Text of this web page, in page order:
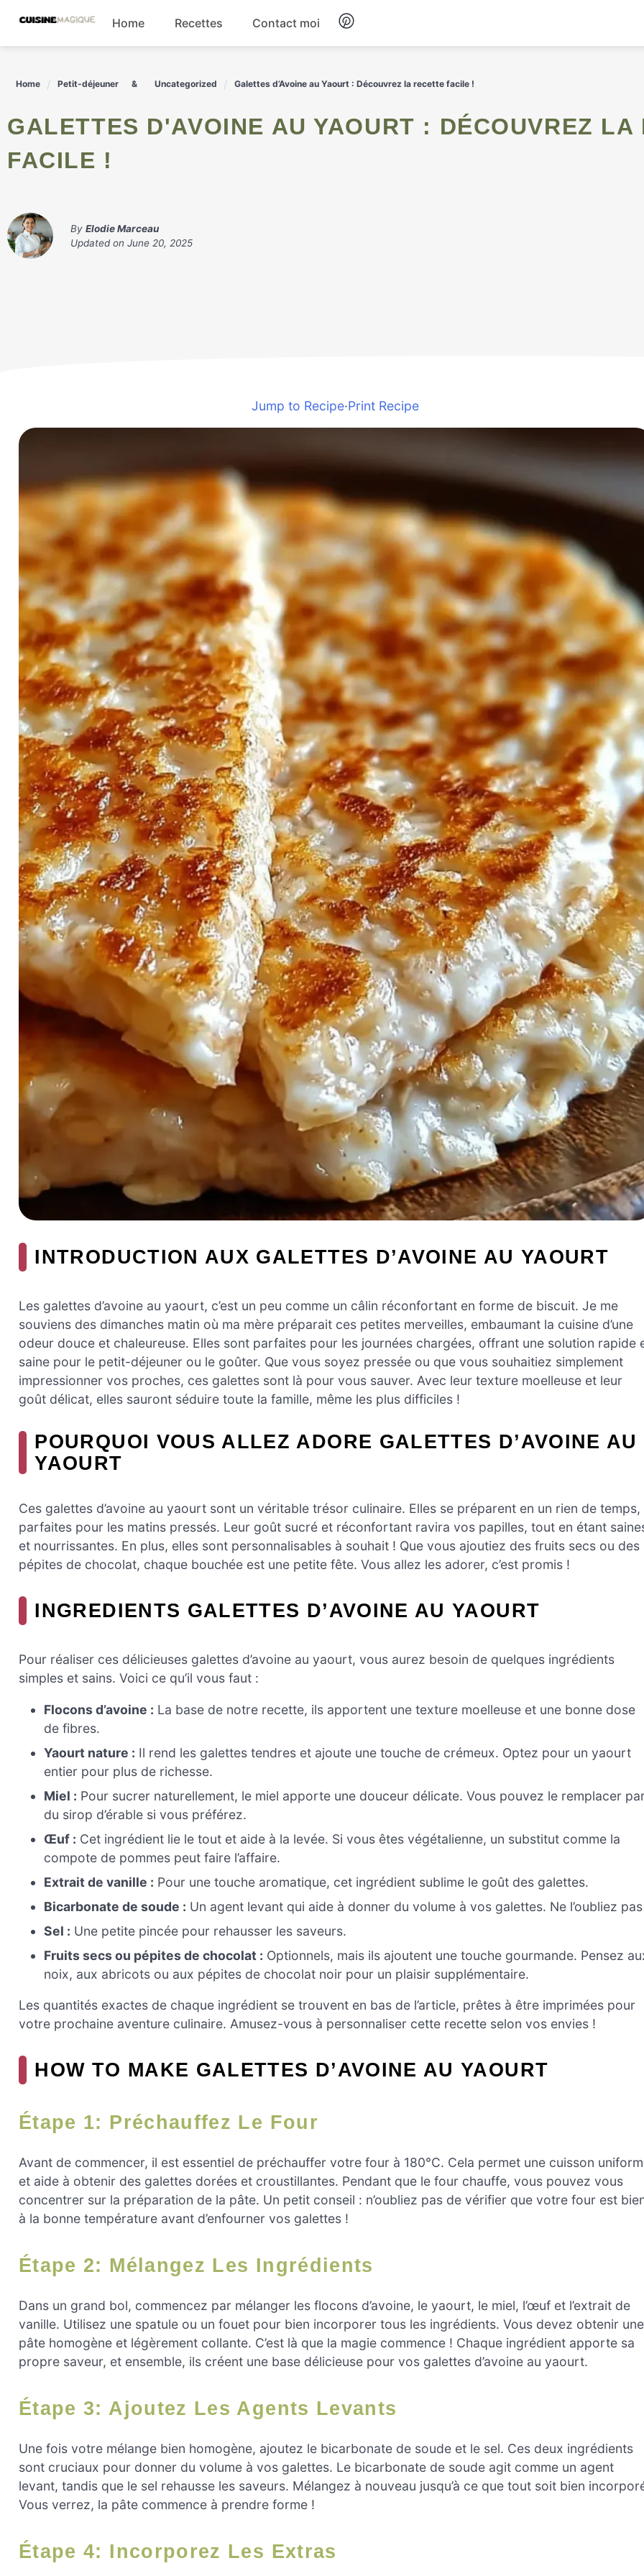
content
Home Recettes Contact moi
Home Petit-déjeuner Uncategorized Galettes d’Avoine au Yaourt : Découvrez la recette facile !
GALETTES D'AVOINE AU YAOURT : DÉCOUVREZ LA RECETTE
FACILE !
By Elodie Marceau
Updated on June 20, 2025
Jump to Recipe·Print Recipe
INTRODUCTION AUX GALETTES D’AVOINE AU YAOURT
Les galettes d’avoine au yaourt, c’est un peu comme un câlin réconfortant en forme de biscuit. Je me
souviens des dimanches matin où ma mère préparait ces petites merveilles, embaumant la cuisine d’une
odeur douce et chaleureuse. Elles sont parfaites pour les journées chargées, offrant une solution rapide
saine pour le petit-déjeuner ou le goûter. Que vous soyez pressée ou que vous souhaitiez simplement
impressionner vos proches, ces galettes sont là pour vous sauver. Avec leur texture moelleuse et leur
goût délicat, elles sauront séduire toute la famille, même les plus difficiles !
POURQUOI VOUS ALLEZ ADORE GALETTES D’AVOINE AU
YAOURT
Ces galettes d’avoine au yaourt sont un véritable trésor culinaire. Elles se préparent en un rien de temps,
parfaites pour les matins pressés. Leur goût sucré et réconfortant ravira vos papilles, tout en étant
et nourrissantes. En plus, elles sont personnalisables à souhait ! Que vous ajoutiez des fruits secs ou des
pépites de chocolat, chaque bouchée est une petite fête. Vous allez les adorer, c’est promis !
INGREDIENTS GALETTES D’AVOINE AU YAOURT
Pour réaliser ces délicieuses galettes d’avoine au yaourt, vous aurez besoin de quelques ingrédients
simples et sains. Voici ce qu’il vous faut :
Flocons d’avoine : La base de notre recette, ils apportent une texture moelleuse et une bonne dose
de fibres.
Yaourt nature : Il rend les galettes tendres et ajoute une touche de crémeux. Optez pour un yaourt
entier pour plus de richesse.
Miel : Pour sucrer naturellement, le miel apporte une douceur délicate. Vous pouvez le remplacer
du sirop d’érable si vous préférez.
Œuf : Cet ingrédient lie le tout et aide à la levée. Si vous êtes végétalienne, un substitut comme la
compote de pommes peut faire l’affaire.
Extrait de vanille : Pour une touche aromatique, cet ingrédient sublime le goût des galettes.
Bicarbonate de soude : Un agent levant qui aide à donner du volume à vos galettes. Ne l’oubliez
Sel : Une petite pincée pour rehausser les saveurs.
Fruits secs ou pépites de chocolat : Optionnels, mais ils ajoutent une touche gourmande. Pensez
noix, aux abricots ou aux pépites de chocolat noir pour un plaisir supplémentaire.
Les quantités exactes de chaque ingrédient se trouvent en bas de l’article, prêtes à être imprimées pour
votre prochaine aventure culinaire. Amusez-vous à personnaliser cette recette selon vos envies !
HOW TO MAKE GALETTES D’AVOINE AU YAOURT
Étape 1: Préchauffez Le Four
Avant de commencer, il est essentiel de préchauffer votre four à 180°C. Cela permet une cuisson
et aide à obtenir des galettes dorées et croustillantes. Pendant que le four chauffe, vous pouvez vous
concentrer sur la préparation de la pâte. Un petit conseil : n’oubliez pas de vérifier que votre four est
à la bonne température avant d’enfourner vos galettes !
Étape 2: Mélangez Les Ingrédients
Dans un grand bol, commencez par mélanger les flocons d’avoine, le yaourt, le miel, l’œuf et l’extrait de
vanille. Utilisez une spatule ou un fouet pour bien incorporer tous les ingrédients. Vous devez obtenir une
pâte homogène et légèrement collante. C’est là que la magie commence ! Chaque ingrédient apporte sa
propre saveur, et ensemble, ils créent une base délicieuse pour vos galettes d’avoine au yaourt.
Étape 3: Ajoutez Les Agents Levants
Une fois votre mélange bien homogène, ajoutez le bicarbonate de soude et le sel. Ces deux ingrédients
sont cruciaux pour donner du volume à vos galettes. Le bicarbonate de soude agit comme un agent
levant, tandis que le sel rehausse les saveurs. Mélangez à nouveau jusqu’à ce que tout soit bien
Vous verrez, la pâte commence à prendre forme !
Étape 4: Incorporez Les Extras